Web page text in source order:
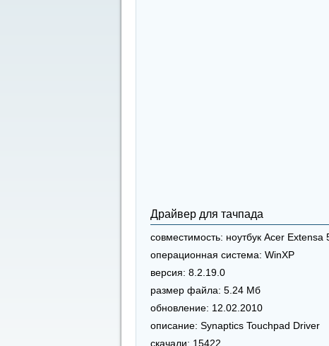
Драйвер для тачпада
совместимость: ноутбук Acer Extensa
операционная система: WinXP
версия: 8.2.19.0
размер файла: 5.24 Мб
обновление: 12.02.2010
описание: Synaptics Touchpad Driver
скачали: 15422